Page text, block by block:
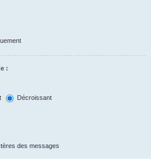
:
Décroissant
des messages